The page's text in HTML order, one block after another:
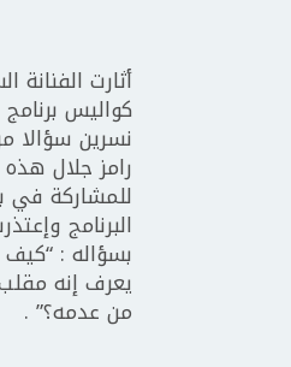
أثارت
نسرين سؤالا
رامز جلال
للمشاركة في
البرنامج
بسؤاله :
يعرف إنه
من عدمه؟” .